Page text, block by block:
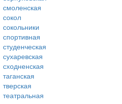
смоленская
сокол
сокольники
спортивная
студенческая
сухаревская
сходненская
таганская
тверская
театральная